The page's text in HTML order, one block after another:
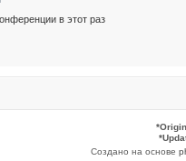
в этот раз
*
*
Создано на основе